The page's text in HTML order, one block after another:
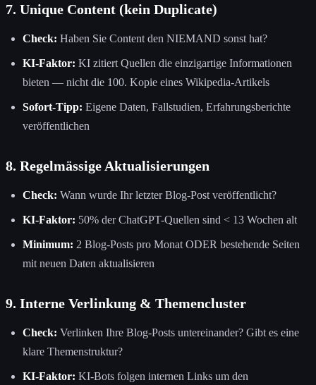
7. Unique Content (kein Duplicate)
Check: Haben Sie Content den NIEMAND sonst hat?
KI-Faktor: KI zitiert Quellen die einzigartige Informationen
bieten — nicht die 100. Kopie eines Wikipedia-Artikels
Sofort-Tipp: Eigene Daten, Fallstudien, Erfahrungsberichte
veröffentlichen
8. Regelmässige Aktualisierungen
Check: Wann wurde Ihr letzter Blog-Post veröffentlicht?
KI-Faktor: 50% der ChatGPT-Quellen sind < 13 Wochen alt
Minimum: 2 Blog-Posts pro Monat ODER bestehende Seiten
mit neuen Daten aktualisieren
9. Interne Verlinkung & Themencluster
Check: Verlinken Ihre Blog-Posts untereinander? Gibt es eine
klare Themenstruktur?
KI-Faktor: KI-Bots folgen internen Links um den